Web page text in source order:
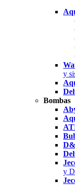
y
Bombas
y